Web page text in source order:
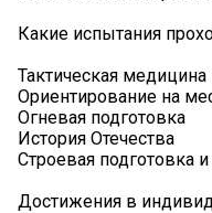
Какие испытания
Тактическая медицина
Ориентирование на
Огневая подготовка
История Отечества
Строевая подготовка
Достижения в